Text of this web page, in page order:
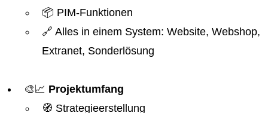
📦 PIM-Funktionen
🔗 Alles in einem System: Website, Webshop,
Extranet, Sonderlösung
🎨📈 Projektumfang
🧭 Strategieerstellung